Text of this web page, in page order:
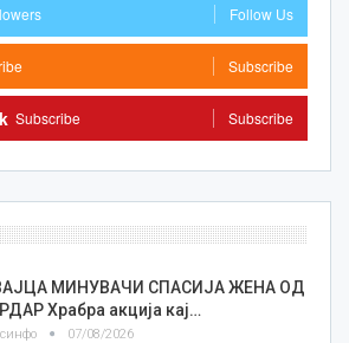
Follow Us
Subscribe
Subscribe Subscribe
МИНУВАЧИ СПАСИЈА ЖЕНА ОД
Храбра акција кај…
07/08/2026